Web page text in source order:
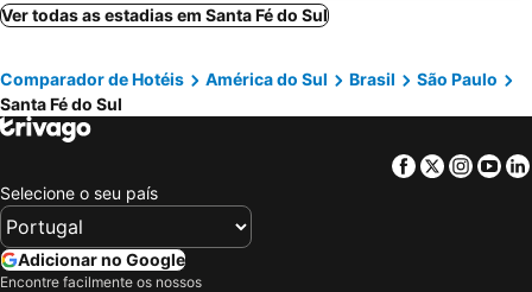
Fortaleza, Ceará Hotéis
Natal, Rio Grande do Norte Hotéis
Salvador, Bahia Hotéis
Maceió, Alagoas Hotéis
Porto Seguro, Bahia Hotéis
Ver todas as estadias em Santa Fé do Sul
Comparador de Hotéis América do Sul Brasil
São Paulo
Santa Fé do Sul
Facebook
Twitter
Selecione o seu país
Adicionar no Google
Encontre facilmente os nossos